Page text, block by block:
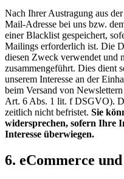
Nach Ihrer Austragung aus
Mail-Adresse bei uns bzw.
einer Blacklist gespeichert,
Mailings erforderlich ist. Die
diesen Zweck verwendet und
zusammengeführt. Dies dient
unserem Interesse an der
beim Versand von
Art. 6 Abs. 1 lit. f DSGVO).
zeitlich nicht befristet. Sie
widersprechen, sofern Ihre
Interesse überwiegen.
6. eCommerce